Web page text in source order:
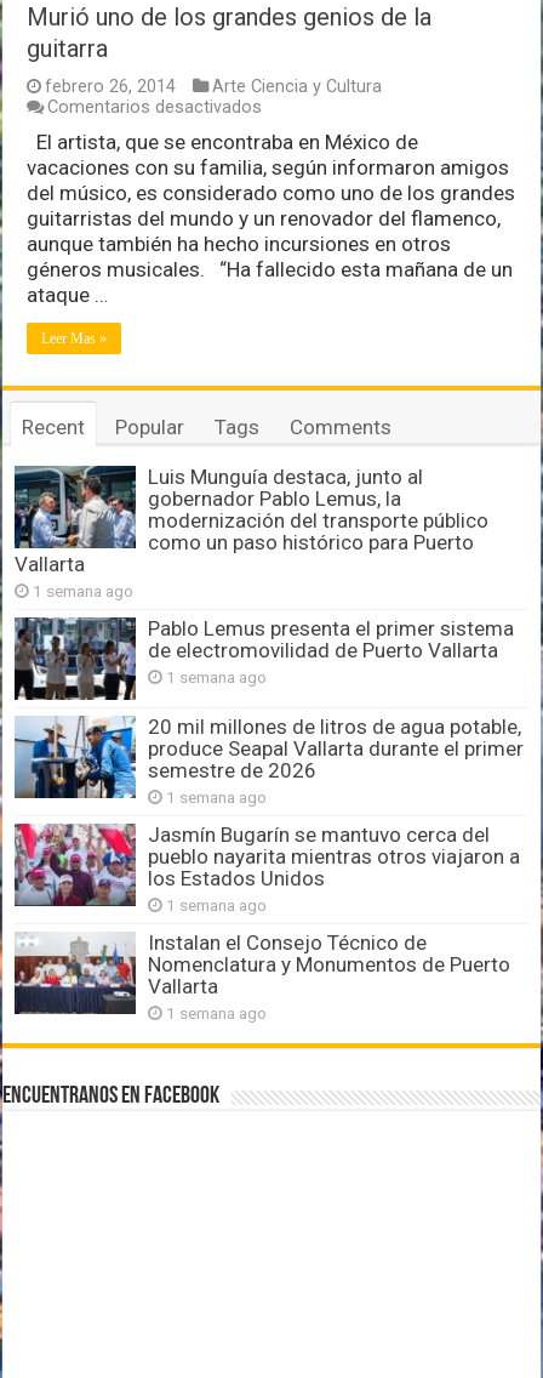
Murió uno de los grandes genios de la
guitarra
febrero 26, 2014
Arte Ciencia y Cultura
Comentarios desactivados
uno
de
los
genios
de
la
El artista, que se encontraba en México de
vacaciones con su familia, según informaron amigos
del músico, es considerado como uno de los grandes
guitarristas del mundo y un renovador del flamenco,
aunque también ha hecho incursiones en otros
géneros musicales. “Ha fallecido esta mañana de un
ataque …
Leer Mas »
Recent Popular Tags Comments
Luis Munguía destaca, junto al
gobernador Pablo Lemus, la
modernización del transporte público
como un paso histórico para Puerto
Vallarta
1 semana ago
Pablo Lemus presenta el primer sistema
de electromovilidad de Puerto Vallarta
1 semana ago
20 mil millones de litros de agua potable,
produce Seapal Vallarta durante el primer
semestre de 2026
1 semana ago
Jasmín Bugarín se mantuvo cerca del
pueblo nayarita mientras otros viajaron a
los Estados Unidos
1 semana ago
Instalan el Consejo Técnico de
Nomenclatura y Monumentos de Puerto
Vallarta
1 semana ago
Encuentranos en Facebook